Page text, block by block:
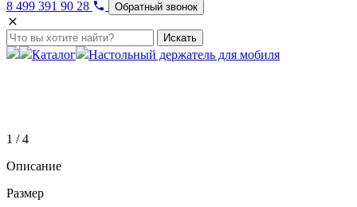
8 499 391 90 28 Обратный звонок
Искать
Каталог Настольный держатель для мобиля
1 / 4
Описание
Размер